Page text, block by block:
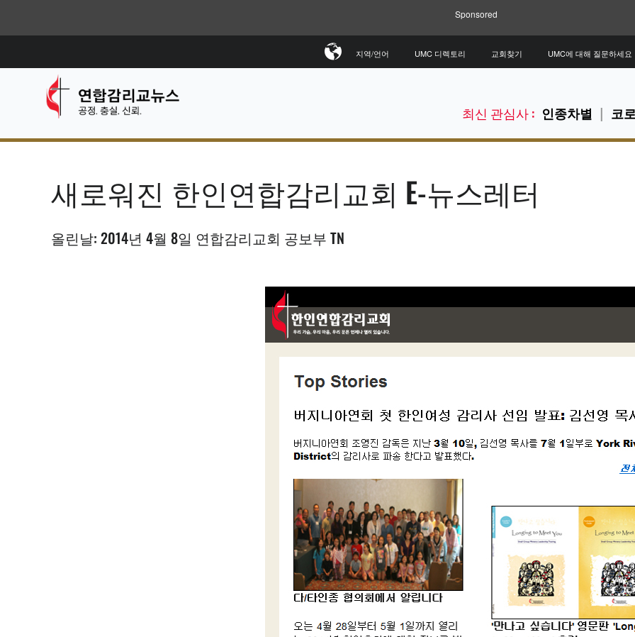
Sponsored
최신 관심사 : 인종차별 코
지역/언어 UMC 디렉토리 교회찾기 UMC에 대해 질문하세요
새로워진 한인연합감리교회 E-뉴스레터
올린날: 2014년 4월 8일 연합감리교회 공보부 TN